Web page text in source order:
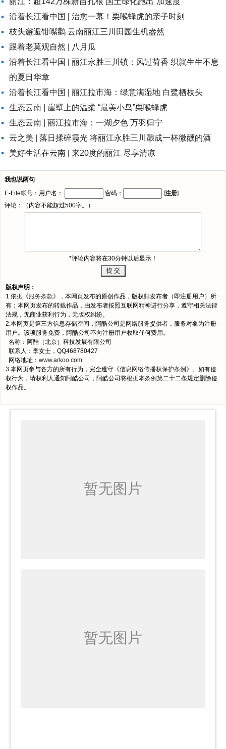
沿着长江看中国 | 治愈一幕！栗喉蜂虎的亲子时刻
枝头邂逅钳嘴鹳 云南丽江三川田园生机盎然
跟着老莫观自然 | 八月瓜
沿着长江看中国 | 丽江永胜三川镇：风过荷香 织就生生不息
的夏日华章
沿着长江看中国 | 丽江拉市海：绿意满湿地 白鹭栖枝头
生态云南 | 崖壁上的温柔 “最美小鸟”栗喉蜂虎
生态云南 | 丽江拉市海：一湖夕色 万羽归宁
云之美 | 落日揉碎霞光 将丽江永胜三川酿成一杯微醺的酒
美好生活在云南 | 来20度的丽江 尽享清凉
我也说两句
E-File帐号：用户名：
密码： [注册]
评论：（内容不能超过500字。）
*评论内容将在30分钟以后显示！
版权声明：
1.依据《服务条款》，本网页发布的原创作品，版权归发布者（即注册用户）所
有；本网页发布的转载作品，由发布者按照互联网精神进行分享，遵守相关法律
法规，无商业获利行为，无版权纠纷。
2.本网页是第三方信息存储空间，阿酷公司是网络服务提供者，服务对象为注册
用户。该项服务免费，阿酷公司不向注册用户收取任何费用。
名称：阿酷（北京）科技发展有限公司
联系人：李女士，QQ468780427
网络地址： www.arkoo.com
3.本网页参与各方的所有行为，完全遵守《信息网络传播权保护条例 》。如有侵
权行为，请权利人通知阿酷公司，阿酷公司将根据本条例第二十二条规定删除侵
权作品。